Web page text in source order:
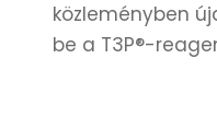
közleményben
be a T3P®-